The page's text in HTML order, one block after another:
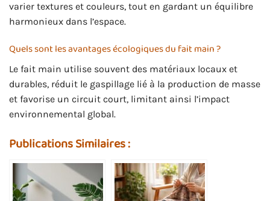
varier textures et couleurs, tout en gardant un équilibre
harmonieux dans l’espace.
Quels sont les avantages écologiques du fait main ?
Le fait main utilise souvent des matériaux locaux et
durables, réduit le gaspillage lié à la production de masse
et favorise un circuit court, limitant ainsi l’impact
environnemental global.
Publications Similaires :